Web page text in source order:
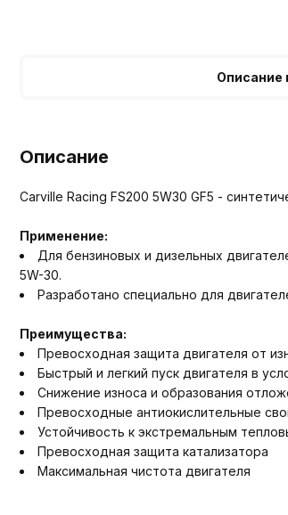
Описание
Описание
Carville Racing FS200 5W30 GF5 -
Применение:
Для бензиновых и дизельных
5W-30.
Разработано специально для
Преимущества:
Превосходная защита двигателя от
Быстрый и легкий пуск двигателя в
Снижение износа и образования
Превосходные антиокислительные
Устойчивость к экстремальным
Превосходная защита катализатора
Максимальная чистота двигателя